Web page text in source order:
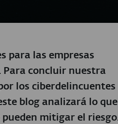
para las empresas
Para concluir nuestra
los ciberdelincuentes
blog analizará lo que
pueden mitigar el